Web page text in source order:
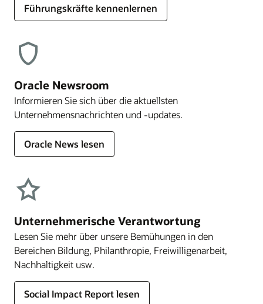
Führungskräfte kennenlernen
Oracle Newsroom
Informieren Sie sich über die aktuellsten
Unternehmensnachrichten und -updates.
Oracle News lesen
Unternehmerische Verantwortung
Lesen Sie mehr über unsere Bemühungen in den
Bereichen Bildung, Philanthropie, Freiwilligenarbeit,
Nachhaltigkeit usw.
Social Impact Report lesen